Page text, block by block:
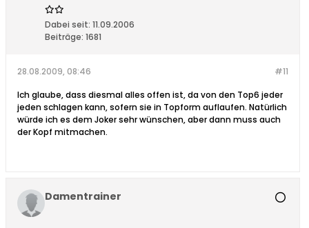
Dabei seit: 11.09.2006
Beiträge: 1681
#11
28.08.2009, 08:46
Ich glaube, dass diesmal alles offen ist, da von den Top6 jeder
jeden schlagen kann, sofern sie in Topform auflaufen. Natürlich
würde ich es dem Joker sehr wünschen, aber dann muss auch
der Kopf mitmachen.
Damentrainer